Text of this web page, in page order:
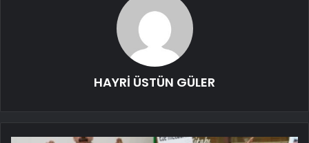
HAYRİ ÜSTÜN GÜLER